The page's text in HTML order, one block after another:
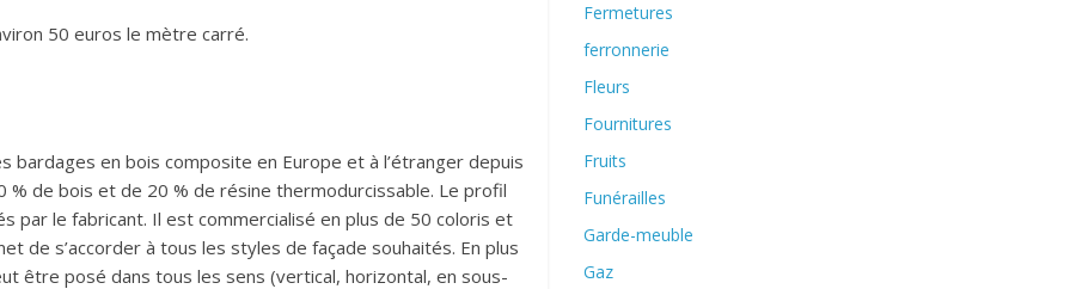
50 euros le mètre carré.
bardages en bois composite en Europe et à l’étranger depuis
% de bois et de 20 % de résine thermodurcissable. Le profil
par le fabricant. Il est commercialisé en plus de 50 coloris et
de s’accorder à tous les styles de façade souhaités. En plus
être posé dans tous les sens (vertical, horizontal, en sous-
Fermetures
ferronnerie
Fleurs
Fournitures
Fruits
Funérailles
Garde-meuble
Gaz